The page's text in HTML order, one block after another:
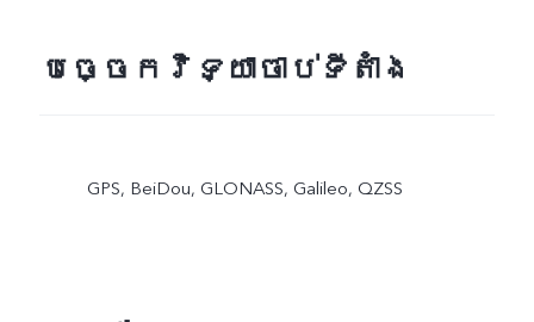
បច្ចេកវិទ្យាចាប់ទីតាំង
GPS, BeiDou, GLONASS, Galileo, QZSS